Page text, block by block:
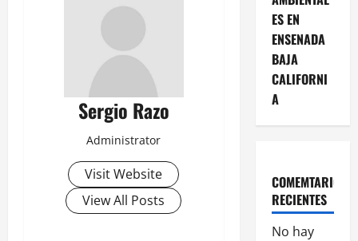
Sergio Razo
Administrator
Visit Website
View All Posts
ES EN
ENSENADA
BAJA
CALIFORNI
A
COMEMTARIOS
RECIENTES
No hay